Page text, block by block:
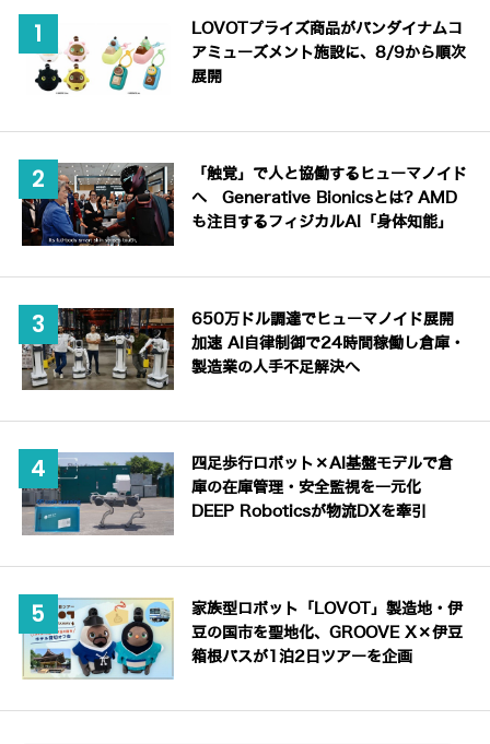
LOVOTプライズ商品がバンダイナムコ
アミューズメント施設に、8/9から順次
展開
「触覚」で人と協働するヒューマノイド
へ Generative Bionicsとは? AMD
も注目するフィジカルAI「身体知能」
650万ドル調達でヒューマノイド展開
加速 AI自律制御で24時間稼働し倉庫・
製造業の人手不足解決へ
四足歩行ロボット×AI基盤モデルで倉
庫の在庫管理・安全監視を一元化
DEEP Roboticsが物流DXを牽引
家族型ロボット「LOVOT」製造地・伊
豆の国市を聖地化、GROOVE X×伊豆
箱根バスが1泊2日ツアーを企画